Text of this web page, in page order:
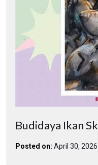
Budidaya Ikan
Posted on: April 30, 2026